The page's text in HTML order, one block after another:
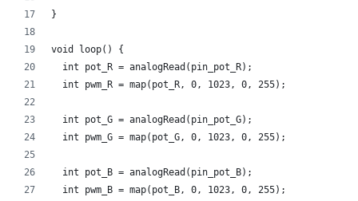
}
void loop() {
  int pot_R = analogRead(pin_pot_R);
  int pwm_R = map(pot_R, 0, 1023, 0, 255);
  int pot_G = analogRead(pin_pot_G);
  int pwm_G = map(pot_G, 0, 1023, 0, 255);
  int pot_B = analogRead(pin_pot_B);
  int pwm_B = map(pot_B, 0, 1023, 0, 255);